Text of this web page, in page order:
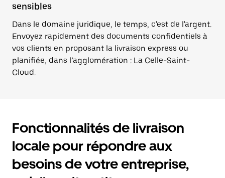
sensibles
Dans le domaine juridique, le temps, c'est de l'argent.
Envoyez rapidement des documents confidentiels à
vos clients en proposant la livraison express ou
planifiée, dans l’agglomération : La Celle-Saint-
Cloud.
Fonctionnalités de livraison
locale pour répondre aux
besoins de votre entreprise,